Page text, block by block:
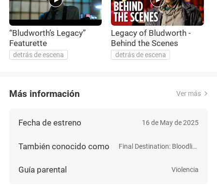
“Bludworth’s Legacy”
Featurette
detrás de escena
Legacy of Bludworth -
Behind the Scenes
detrás de escena
Más información Ver más
Fecha de estreno 16 de May de 2025
También conocido como Final Destination: Bloodlines
Guía parental Violencia